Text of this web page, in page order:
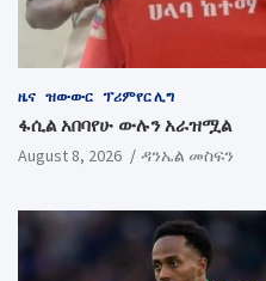
ዜና ዝውውር ፕሪምየር ሊግ
ፋሲል አበባየሁ ውሉን አራዝሟል
August 8, 2026 ዳንኤል መስፍን